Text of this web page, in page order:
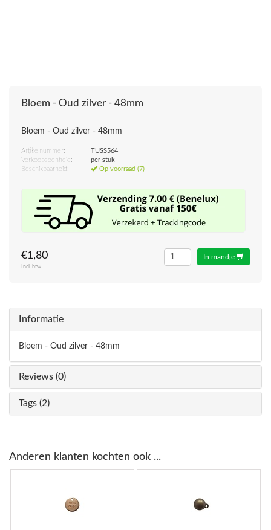
Bloem - Oud zilver - 48mm
Bloem - Oud zilver - 48mm
Artikelnummer:
TUSS564
Verkoopseenheid:
per stuk
Beschikbaarheid:
Op voorraad (7)
€1,80
Incl. btw
In mandje
Informatie
Bloem - Oud zilver - 48mm
Reviews (0)
Tags (2)
Anderen klanten kochten ook ...